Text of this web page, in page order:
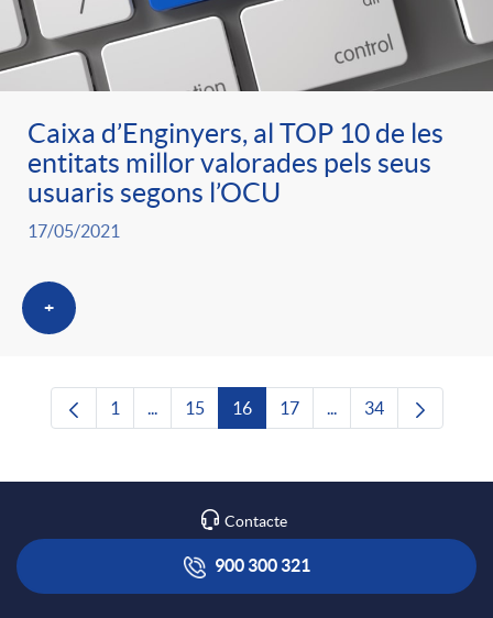
Caixa d’Enginyers, al TOP 10 de les
entitats millor valorades pels seus
usuaris segons l’OCU
17/05/2021
+
Pàgina
1 ...Pàgines intermèdies Utilitzeu TAB per
Pàgina
15 Pàgina
16 Pàgina
17 ...Pàgines intermèdies
Pàgina
34
Contacte
900 300 321